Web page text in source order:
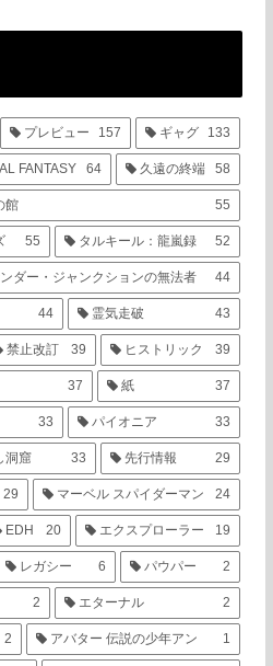
プレビュー 157 ギャグ 133
FANTASY 64 久遠の終端 58
館 55
55 タルキール：龍嵐録 52
ダー・ジャンクションの無法者 44
44 霊気走破 43
禁止改訂 39 ヒストリック 39
37 紙 37
33 パイオニア 33
洞窟 33 先行情報 29
29 マーベル スパイダーマン 24
EDH 20 エクスプローラー 19
レガシー 6 パウパー 2
2 エターナル 2
2 アバター 伝説の少年アン 1